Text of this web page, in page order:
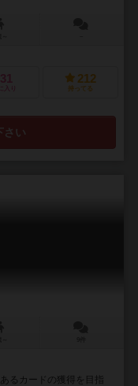
31
入り
212
持ってる
さい
るカードの獲得を目指